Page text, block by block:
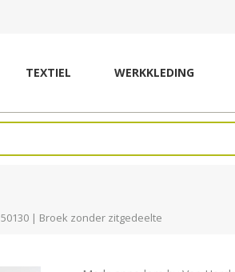
TEXTIEL WERKKLEDING
50130 | Broek zonder zitgedeelte